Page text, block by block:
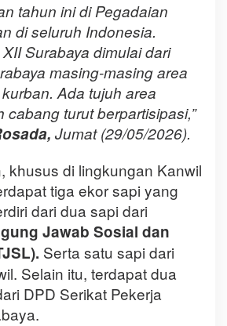
tahun ini di Pegadaian
di seluruh Indonesia.
Surabaya dimulai dari
masing-masing area
Ada tujuh area
cabang turut berpartisipasi,”
Jumat (29/05/2026).
khusus di lingkungan Kanwil
tiga ekor sapi yang
dari dua sapi dari
Jawab Sosial dan
Serta satu sapi dari
Selain itu, terdapat dua
DPD Serikat Pekerja